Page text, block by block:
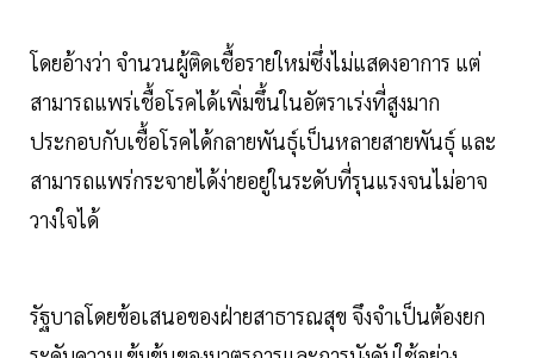
โดยอ้างว่า จำนวนผู้ติดเชื้อรายใหม่ซึ่งไม่แสดงอาการ แต่
สามารถแพร่เชื้อโรคได้เพิ่มขึ้นในอัตราเร่งที่สูงมาก
ประกอบกับเชื้อโรคได้กลายพันธุ์เป็นหลายสายพันธุ์ และ
สามารถแพร่กระจายได้ง่ายอยู่ในระดับที่รุนแรงจนไม่อาจ
วางใจได้
รัฐบาลโดยข้อเสนอของฝ่ายสาธารณสุข จึงจำเป็นต้องยก